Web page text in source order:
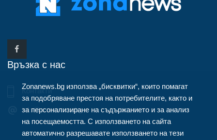
Връзка с нас
Контакти
info@zonanews.bg
Zonanews.bg използва „бисквитки“, които помагат
за подобряване престоя на потребителите, както и
за персонализиране на съдържанието и за анализ
на посещаемостта. С използването на сайта
автоматично разрешавате използването на тези